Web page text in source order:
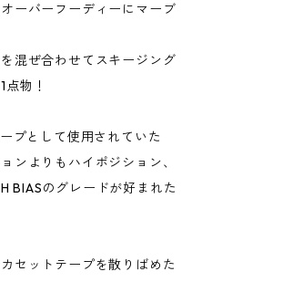
ーバーフーディーにマーブ
混ぜ合わせてスキージング
物！
プとして使用されていた
ンよりもハイポジション、
BIASのグレードが好まれた
セットテープを散りばめた